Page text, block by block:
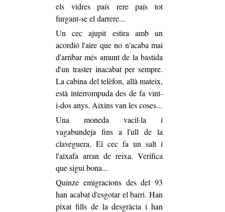
els vidres país rere país tot
furgant-se el darrere...
Un cec ajupit estira amb un
acordió l'aire que no n'acaba mai
d'arribar més amunt de la bastida
d'un traster inacabat per sempre.
La cabina del telèfon, allà mateix,
està interrompuda des de fa vint-
i-dos anys. Aixins van les coses...
Una moneda vacil·la i
vagabundeja fins a l'ull de la
claveguera. El cec fa un salt i
l'aixafa arran de reixa. Verifica
que sigui bona...
Quinze emigracions des del 93
han acabat d'esgotar el barri. Han
pixat fills de la desgràcia i han